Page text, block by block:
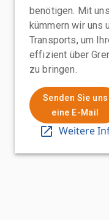
benötigen. Mit
kümmern wir uns
Transports, um
effizient über
zu bringen.
Senden Sie uns
eine E-Mail
Weitere